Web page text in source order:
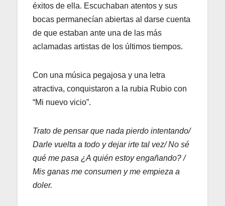
éxitos de ella. Escuchaban atentos y sus
bocas permanecían abiertas al darse cuenta
de que estaban ante una de las más
aclamadas artistas de los últimos tiempos.
Con una música pegajosa y una letra
atractiva, conquistaron a la rubia Rubio con
“Mi nuevo vicio”.
Trato de pensar que nada pierdo intentando/
Darle vuelta a todo y dejar irte tal vez/ No sé
qué me pasa ¿A quién estoy engañando? /
Mis ganas me consumen y me empieza a
doler.